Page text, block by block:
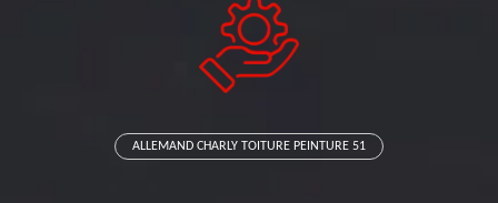
ALLEMAND CHARLY TOITURE PEINTURE 51